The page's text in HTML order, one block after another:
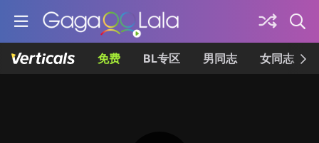
免费 BL专区 男同志 女同志